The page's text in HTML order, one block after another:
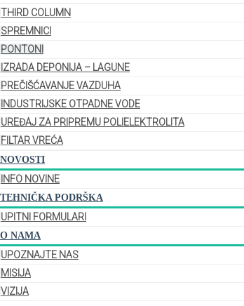
THIRD COLUMN
SPREMNICI
PONTONI
IZRADA DEPONIJA – LAGUNE
PREČIŠĆAVANJE VAZDUHA
INDUSTRIJSKE OTPADNE VODE
UREĐAJ ZA PRIPREMU POLIELEKTROLITA
FILTAR VREĆA
NOVOSTI
INFO NOVINE
TEHNIČKA PODRŠKA
UPITNI FORMULARI
O NAMA
UPOZNAJTE NAS
MISIJA
VIZIJA